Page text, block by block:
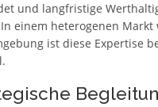
und langfristige
einem heterogenen Markt
ist diese Expertise